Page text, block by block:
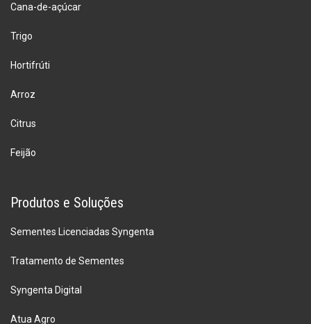
Cana-de-açúcar
Trigo
Hortifrúti
Arroz
Citrus
Feijão
Produtos e Soluções
Sementes Licenciadas Syngenta
Tratamento de Sementes
Syngenta Digital
Atua Agro